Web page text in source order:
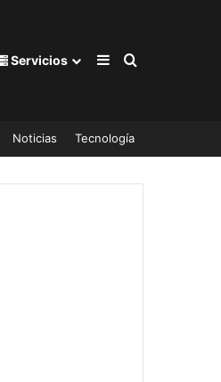
Servicios Barra lateral
Buscar por
Noticias Tecnología